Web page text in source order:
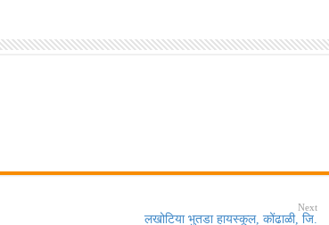
Next
लखोटिया भुतडा हायस्कूल, कोंढाळी, जि.